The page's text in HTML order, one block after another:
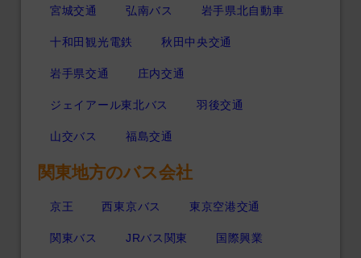
宮城交通 弘南バス 岩手県北自動車
十和田観光電鉄 秋田中央交通
岩手県交通 庄内交通
ジェイアール東北バス 羽後交通
山交バス 福島交通
関東地方のバス会社
京王 西東京バス 東京空港交通
関東バス JRバス関東 国際興業